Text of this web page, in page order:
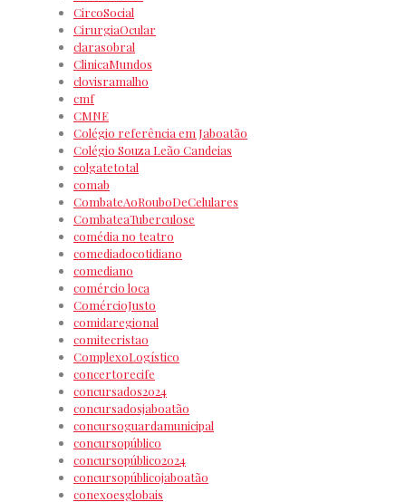
CircoSocial
CirurgiaOcular
clarasobral
ClinicaMundos
clovisramalho
cmf
CMNE
Colégio referência em Jaboatão
Colégio Souza Leão Candeias
colgatetotal
comab
CombateAoRouboDeCelulares
CombateaTuberculose
comédia no teatro
comediadocotidiano
comediano
comércio loca
ComércioJusto
comidaregional
comitecristao
ComplexoLogístico
concertorecife
concursados2024
concursadosjaboatão
concursoguardamunicipal
concursopúblico
concursopúblico2024
concursopúblicojaboatão
conexoesglobais